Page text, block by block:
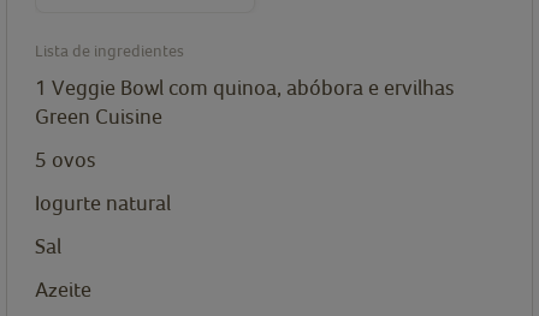
Lista de ingredientes
1 Veggie Bowl com quinoa, abóbora e ervilhas
Green Cuisine
5 ovos
Iogurte natural
Sal
Azeite